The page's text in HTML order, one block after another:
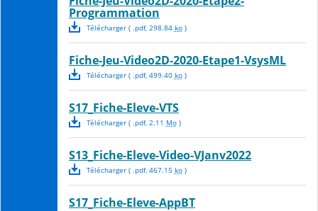
Programmation
Télécharger( .pdf, 298.84 ko)
Fiche-Jeu-Video2D-2020-Etape1-VsysML
Télécharger( .pdf, 499.40 ko)
S17_Fiche-Eleve-VTS
Télécharger( .pdf, 2.11 Mo)
S13_Fiche-Eleve-Video-VJanv2022
Télécharger( .pdf, 467.15 ko)
S17_Fiche-Eleve-AppBT